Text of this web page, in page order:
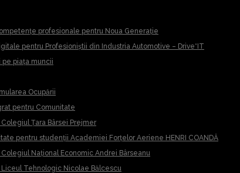
profesionale pentru Noua Generație
pentru Profesioniștii din Industria Automotive – Drive*IT
pe piața muncii
Ocupării
pentru Comunitate
Țara Bârsei Prejmer
pentru studenții Academiei Forțelor Aeriene HENRI COANDĂ
Național Economic Andrei Bârseanu
Tehnologic Nicolae Bălcescu